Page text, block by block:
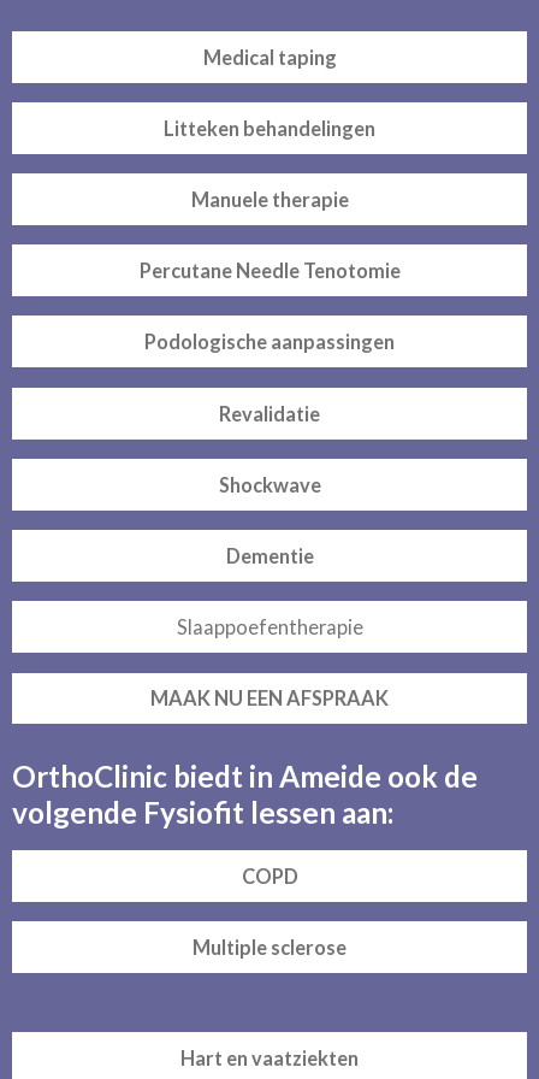
Medical taping
Litteken behandelingen
Manuele therapie
Percutane Needle Tenotomie
Podologische aanpassingen
Revalidatie
Shockwave
Dementie
Slaappoefentherapie
MAAK NU EEN AFSPRAAK
OrthoClinic biedt in Ameide ook de
volgende Fysiofit lessen aan:
COPD
Multiple sclerose
Hart en vaatziekten